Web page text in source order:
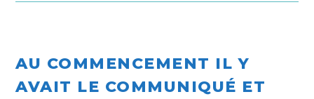
AU COMMENCEMENT IL Y
AVAIT LE COMMUNIQUÉ ET